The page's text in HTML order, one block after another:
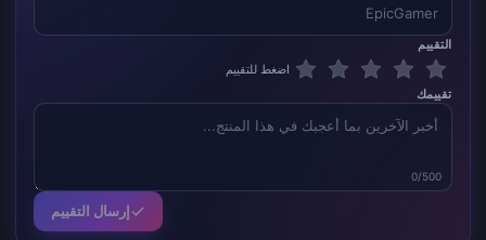
التقييم
اضغط للتقييم
تقييمك
0/500
إرسال التقييم